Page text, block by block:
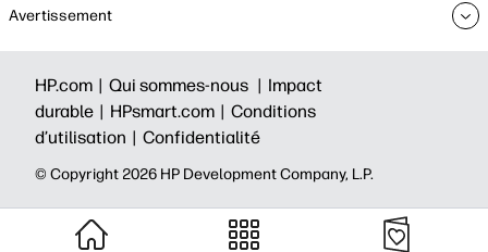
Avertissement
HP.com | Qui sommes-nous | Impact
durable | HPsmart.com | Conditions
d’utilisation | Confidentialité
©️ Copyright 2026 HP Development Company, L.P.